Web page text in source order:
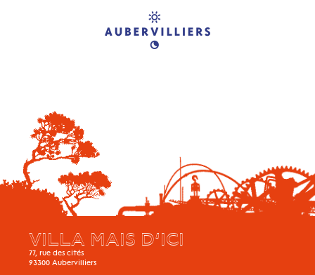
VILLA MAIS D’ICI
77, rue des cités
93300 Aubervilliers